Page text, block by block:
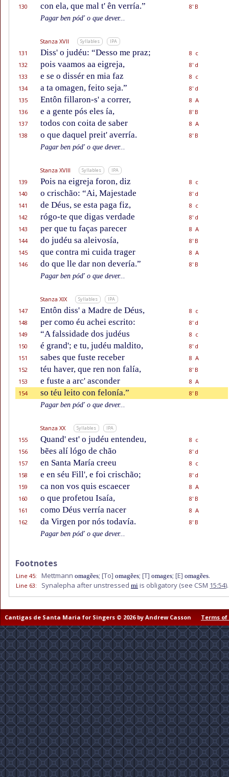
130
con ela, que mal t' ên verría.”
8' B
Pagar ben pód' o que dever...
Stanza XVII Syllables IPA
131 Diss' o judéu: “Desso me praz;
8 c
132
pois vaamos aa eigreja,
8' d
133
e se o dissér en mia faz
8 c
134
a ta omagen, feito seja.”
8' d
135
Entôn fillaron-s' a correr,
8 A
136
e a gente pós eles ía,
8' B
137
todos con coita de saber
8 A
138
o que daquel preit' averría.
8' B
Pagar ben pód' o que dever...
Stanza XVIII Syllables IPA
139 Pois na eigreja foron, diz
8 c
140
o crischão: “Ai, Majestade
8' d
141
de Déus, se esta paga fiz,
8 c
142
rógo-te que digas verdade
8' d
143
per que tu faças parecer
8 A
144
do judéu sa aleivosía,
8' B
145
que contra mi cuida trager
8 A
146
do que lle dar non devería.”
8' B
Pagar ben pód' o que dever...
Stanza XIX Syllables IPA
147 Entôn diss' a Madre de Déus,
8 c
148
per como éu achei escrito:
8' d
149
“A falssidade dos judéus
8 c
150
é grand'; e tu, judéu maldito,
8' d
151
sabes que fuste receber
8 A
152
téu haver, que ren non falía,
8' B
153
e fuste a arc' asconder
8 A
154
so téu leito con felonía.”
8' B
Pagar ben pód' o que dever...
Stanza XX Syllables IPA
155 Quand' est' o judéu entendeu,
8 c
156
bẽes alí lógo de chão
8' d
157
en Santa María creeu
8 c
158
e en séu Fill', e foi crischão;
8' d
159
ca non vos quis escaecer
8 A
160
o que profetou Isaía,
8' B
161
como Déus verría nacer
8 A
162
da Virgen por nós todavía.
8' B
Pagar ben pód' o que dever...
Footnotes
Line 45: Mettmann omagẽes; [To] omagẽes; [T] omages; [E] omagẽes.
Line 63: Synalepha after unstressed mi is obligatory (see CSM 15:54).
Cantigas de Santa Maria for Singers © 2026 by Andrew Casson Terms of